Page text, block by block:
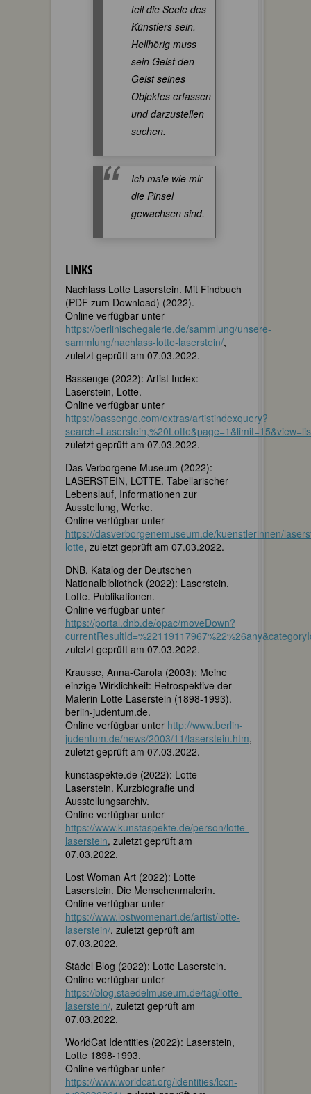
teil die Seele des
Künstlers sein.
Hellhörig muss
sein Geist den
Geist seines
Objektes erfassen
und darzustellen
suchen.
Ich male wie mir
die Pinsel
gewachsen sind.
LINKS
Nachlass Lotte Laserstein. Mit Findbuch
(PDF zum Download) (2022).
Online verfügbar unter
https://berlinischegalerie.de/sammlung/unsere-
sammlung/nachlass-lotte-laserstein/,
zuletzt geprüft am 07.03.2022.
Bassenge (2022): Artist Index:
Laserstein, Lotte.
Online verfügbar unter
https://bassenge.com/extras/artistindexquery?
zuletzt geprüft am 07.03.2022.
Das Verborgene Museum (2022):
LASERSTEIN, LOTTE. Tabellarischer
Lebenslauf, Informationen zur
Ausstellung, Werke.
Online verfügbar unter
https://dasverborgenemuseum.de/kuenstlerinnen/
lotte, zuletzt geprüft am 07.03.2022.
DNB, Katalog der Deutschen
Nationalbibliothek (2022): Laserstein,
Lotte. Publikationen.
Online verfügbar unter
https://portal.dnb.de/opac/moveDown?
zuletzt geprüft am 07.03.2022.
Krausse, Anna-Carola (2003): Meine
einzige Wirklichkeit: Retrospektive der
Malerin Lotte Laserstein (1898-1993).
berlin-judentum.de.
Online verfügbar unter http://www.berlin-
judentum.de/news/2003/11/laserstein.htm,
zuletzt geprüft am 07.03.2022.
kunstaspekte.de (2022): Lotte
Laserstein. Kurzbiografie und
Ausstellungsarchiv.
Online verfügbar unter
https://www.kunstaspekte.de/person/lotte-
laserstein, zuletzt geprüft am
07.03.2022.
Lost Woman Art (2022): Lotte
Laserstein. Die Menschenmalerin.
Online verfügbar unter
https://www.lostwomenart.de/artist/lotte-
laserstein/, zuletzt geprüft am
07.03.2022.
Städel Blog (2022): Lotte Laserstein.
Online verfügbar unter
https://blog.staedelmuseum.de/tag/lotte-
laserstein/, zuletzt geprüft am
07.03.2022.
WorldCat Identities (2022): Laserstein,
Lotte 1898-1993.
Online verfügbar unter
https://www.worldcat.org/identities/lccn-